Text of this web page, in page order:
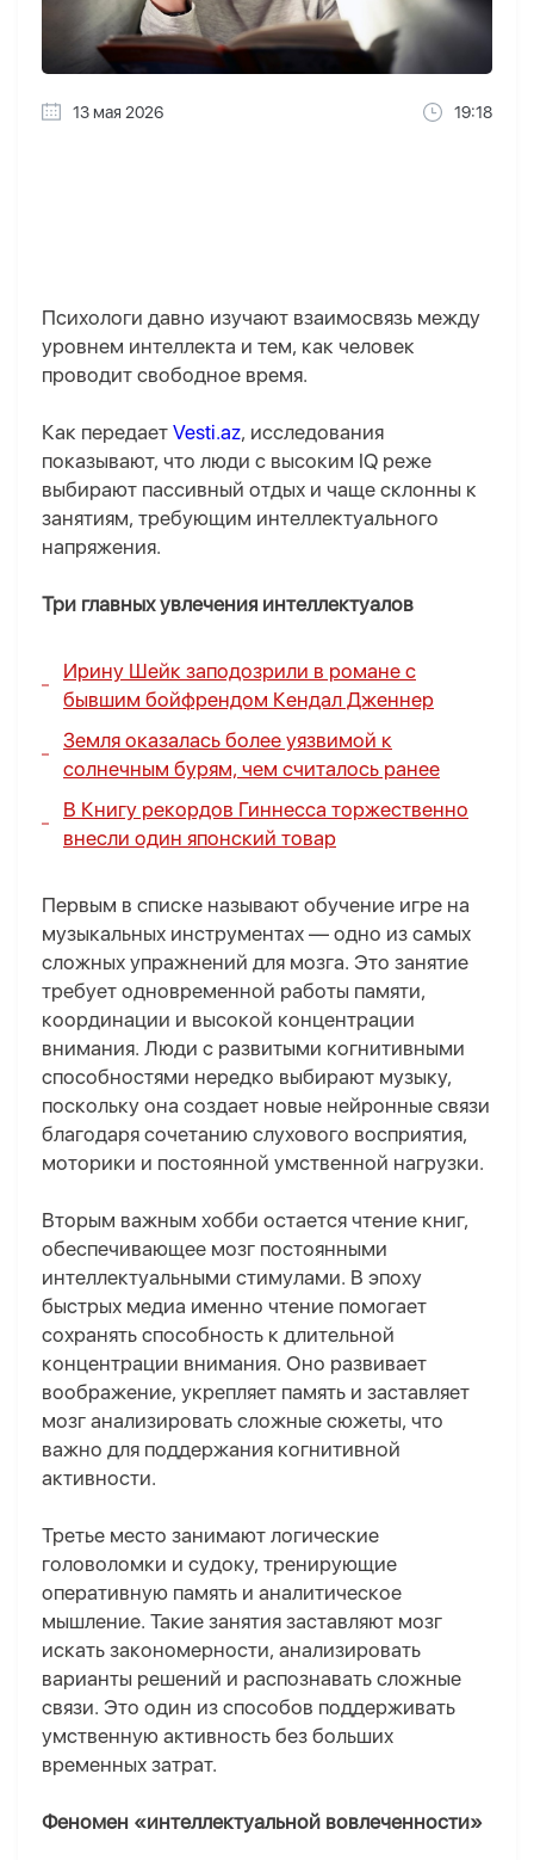
13 мая 2026 19:18
Психологи давно изучают взаимосвязь между
уровнем интеллекта и тем, как человек
проводит свободное время.
Как передает Vesti.az, исследования
показывают, что люди с высоким IQ реже
выбирают пассивный отдых и чаще склонны к
занятиям, требующим интеллектуального
напряжения.
Три главных увлечения интеллектуалов
Ирину Шейк заподозрили в романе с
бывшим бойфрендом Кендал Дженнер
Земля оказалась более уязвимой к
солнечным бурям, чем считалось ранее
В Книгу рекордов Гиннесса торжественно
внесли один японский товар
Первым в списке называют обучение игре на
музыкальных инструментах — одно из самых
сложных упражнений для мозга. Это занятие
требует одновременной работы памяти,
координации и высокой концентрации
внимания. Люди с развитыми когнитивными
способностями нередко выбирают музыку,
поскольку она создает новые нейронные связи
благодаря сочетанию слухового восприятия,
моторики и постоянной умственной нагрузки.
Вторым важным хобби остается чтение книг,
обеспечивающее мозг постоянными
интеллектуальными стимулами. В эпоху
быстрых медиа именно чтение помогает
сохранять способность к длительной
концентрации внимания. Оно развивает
воображение, укрепляет память и заставляет
мозг анализировать сложные сюжеты, что
важно для поддержания когнитивной
активности.
Третье место занимают логические
головоломки и судоку, тренирующие
оперативную память и аналитическое
мышление. Такие занятия заставляют мозг
искать закономерности, анализировать
варианты решений и распознавать сложные
связи. Это один из способов поддерживать
умственную активность без больших
временных затрат.
Феномен «интеллектуальной вовлеченности»